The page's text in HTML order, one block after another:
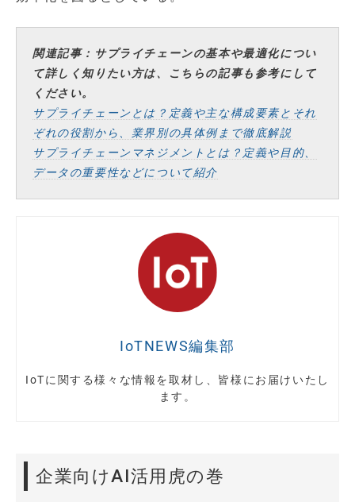
関連記事：サプライチェーンの基本や最適化につい
て詳しく知りたい方は、こちらの記事も参考にして
ください。
サプライチェーンとは？定義や主な構成要素とそれ
ぞれの役割から、業界別の具体例まで徹底解説
サプライチェーンマネジメントとは？定義や目的、
データの重要性などについて紹介
IoTNEWS編集部
IoTに関する様々な情報を取材し、皆様にお届けいたし
ます。
企業向けAI活用虎の巻